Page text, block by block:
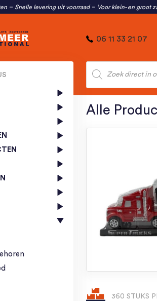
Snelle levering uit voorraad Voor klein- en groot
06 11 33 21 07
Producten
zoeken
Alle
360 STUKS